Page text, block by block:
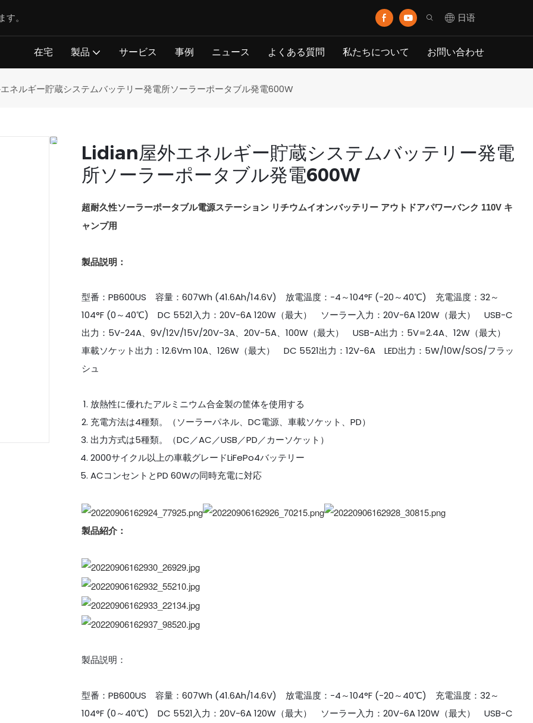
。 日语
在宅 製品 サービス 事例 ニュース よくある質問 私たちについて お問い合わせ
ネルギー貯蔵システムバッテリー発電所ソーラーポータブル発電600W
Lidian屋外エネルギー貯蔵システムバッテリー発電
所ソーラーポータブル発電600W
超耐久性ソーラーポータブル電源ステーション リチウムイオンバッテリー アウトドアパワーバンク 110V キ
ャンプ用
製品説明：
型番：PB600US 容量：607Wh (41.6Ah/14.6V) 放電温度：-4～104°F (-20～40℃) 充電温度：32～
104°F (0～40℃) DC 5521入力：20V-6A 120W（最大） ソーラー入力：20V-6A 120W（最大） USB-C
出力：5V-24A、9V/12V/15V/20V-3A、20V-5A、100W（最大） USB-A出力：5V=2.4A、12W（最大）
車載ソケット出力：12.6Vm 10A、126W（最大） DC 5521出力：12V-6A LED出力：5W/10W/SOS/フラッ
シュ
放熱性に優れたアルミニウム合金製の筐体を使用する
充電方法は4種類。（ソーラーパネル、DC電源、車載ソケット、PD）
出力方式は5種類。（DC／AC／USB／PD／カーソケット）
2000サイクル以上の車載グレードLiFePo4バッテリー
ACコンセントとPD 60Wの同時充電に対応
製品紹介：
製品説明：
型番：PB600US 容量：607Wh (41.6Ah/14.6V) 放電温度：-4～104°F (-20～40℃) 充電温度：32～
104°F (0～40℃) DC 5521入力：20V-6A 120W（最大） ソーラー入力：20V-6A 120W（最大） USB-C